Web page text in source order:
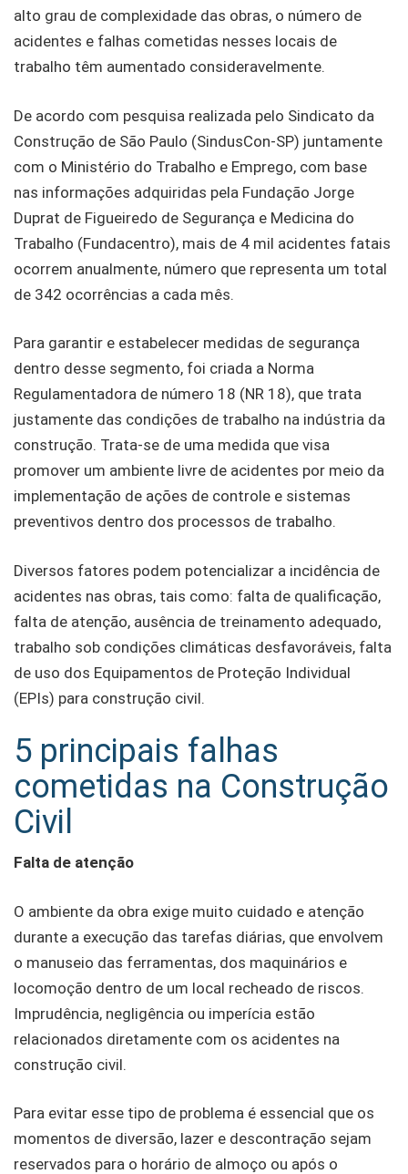
alto grau de complexidade das obras, o número de
acidentes e falhas cometidas nesses locais de
trabalho têm aumentado consideravelmente.
De acordo com pesquisa realizada pelo Sindicato da
Construção de São Paulo (SindusCon-SP) juntamente
com o Ministério do Trabalho e Emprego, com base
nas informações adquiridas pela Fundação Jorge
Duprat de Figueiredo de Segurança e Medicina do
Trabalho (Fundacentro), mais de 4 mil acidentes fatais
ocorrem anualmente, número que representa um total
de 342 ocorrências a cada mês.
Para garantir e estabelecer medidas de segurança
dentro desse segmento, foi criada a Norma
Regulamentadora de número 18 (NR 18), que trata
justamente das condições de trabalho na indústria da
construção. Trata-se de uma medida que visa
promover um ambiente livre de acidentes por meio da
implementação de ações de controle e sistemas
preventivos dentro dos processos de trabalho.
Diversos fatores podem potencializar a incidência de
acidentes nas obras, tais como: falta de qualificação,
falta de atenção, ausência de treinamento adequado,
trabalho sob condições climáticas desfavoráveis, falta
de uso dos Equipamentos de Proteção Individual
(EPIs) para construção civil.
5 principais falhas
cometidas na Construção
Civil
Falta de atenção
O ambiente da obra exige muito cuidado e atenção
durante a execução das tarefas diárias, que envolvem
o manuseio das ferramentas, dos maquinários e
locomoção dentro de um local recheado de riscos.
Imprudência, negligência ou imperícia estão
relacionados diretamente com os acidentes na
construção civil.
Para evitar esse tipo de problema é essencial que os
momentos de diversão, lazer e descontração sejam
reservados para o horário de almoço ou após o